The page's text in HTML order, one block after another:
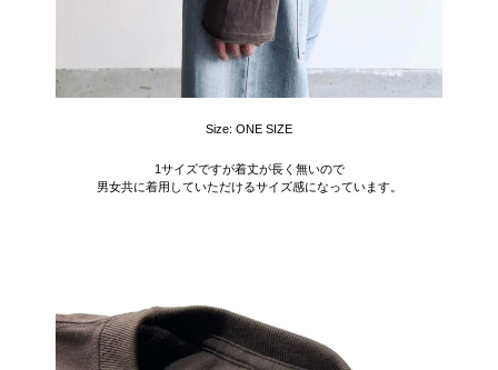
Size: ONE SIZE
1サイズですが着丈が長く無いので
男女共に着用していただけるサイズ感になっています。